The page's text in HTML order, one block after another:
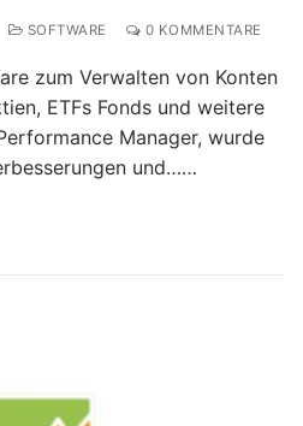
SOFTWARE 0 KOMMENTARE
zum Verwalten von Konten
ETFs Fonds und weitere
Manager, wurde
und……